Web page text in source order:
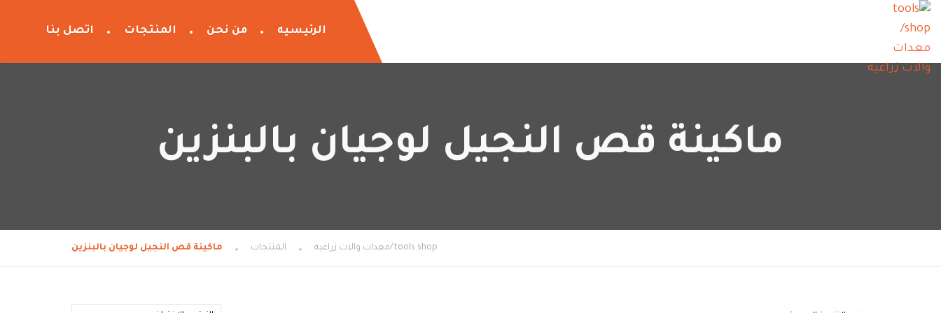
الرئيسيه من نحن المنتجات اتصل بنا
ماكينة قص النجيل لوجيان بالبنزين
tools shop/معدات والات زراعيه المنتجات ماكينة قص النجيل لوجيان بالبنزين